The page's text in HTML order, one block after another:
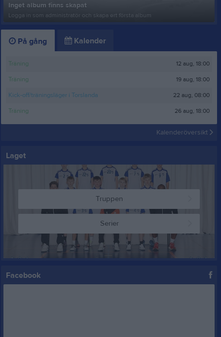
Inget album finns skapat
Logga in som administratör och skapa ert första album
På gång Kalender
Träning 12 aug, 18:00
Träning 19 aug, 18:00
Kick-off/träningsläger i Torslanda 22 aug, 08:00
Träning 26 aug, 18:00
Kalenderöversikt
Laget
Truppen
Serier
Facebook